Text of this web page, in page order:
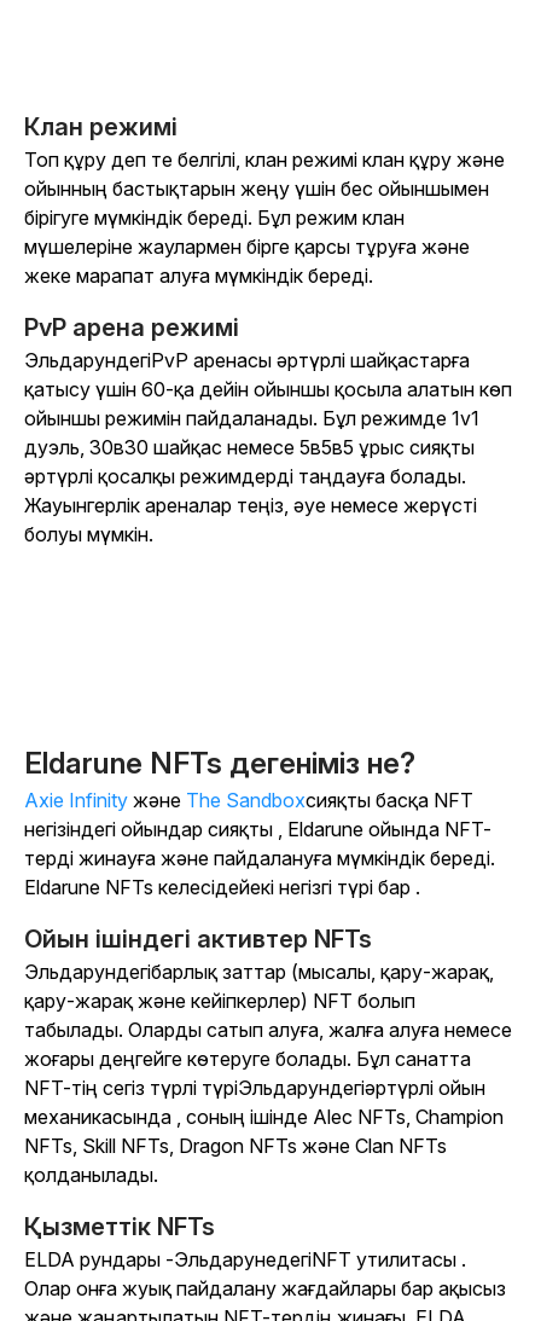
Клан режимі
Топ құру деп те белгілі, клан режимі клан құру және
ойынның бастықтарын жеңу үшін бес ойыншымен
бірігуге мүмкіндік береді. Бұл режим клан
мүшелеріне жаулармен бірге қарсы тұруға және
жеке марапат алуға мүмкіндік береді.
PvP арена режимі
ЭльдарундегіPvP аренасы әртүрлі шайқастарға
қатысу үшін 60-қа дейін ойыншы қосыла алатын көп
ойыншы режимін пайдаланады. Бұл режимде 1v1
дуэль, 30в30 шайқас немесе 5в5в5 ұрыс сияқты
әртүрлі қосалқы режимдерді таңдауға болады.
Жауынгерлік ареналар теңіз, әуе немесе жерүсті
болуы мүмкін.
Eldarune NFTs дегеніміз не?
Axie Infinity және The Sandboxсияқты басқа NFT
негізіндегі ойындар сияқты , Eldarune ойында NFT-
терді жинауға және пайдалануға мүмкіндік береді.
Eldarune NFTs келесідейекі негізгі түрі бар .
Ойын ішіндегі активтер NFTs
Эльдарундегібарлық заттар (мысалы, қару-жарақ,
қару-жарақ және кейіпкерлер) NFT болып
табылады. Оларды сатып алуға, жалға алуға немесе
жоғары деңгейге көтеруге болады. Бұл санатта
NFT-тің сегіз түрлі түріЭльдарундегіәртүрлі ойын
механикасында , соның ішінде Alec NFTs, Champion
NFTs, Skill NFTs, Dragon NFTs және Clan NFTs
қолданылады.
Қызметтік NFTs
ELDA рундары -ЭльдарунедегіNFT утилитасы .
Олар онға жуық пайдалану жағдайлары бар ақысыз